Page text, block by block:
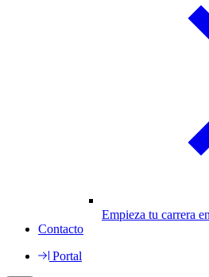
Empieza tu carrera
Contacto
Portal